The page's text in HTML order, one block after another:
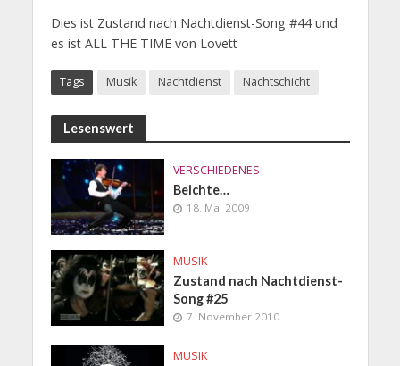
Dies ist Zustand nach Nachtdienst-Song #44 und
es ist ALL THE TIME von Lovett
Tags Musik Nachtdienst Nachtschicht
Lesenswert
VERSCHIEDENES
Beichte…
18. Mai 2009
MUSIK
Zustand nach Nachtdienst-
Song #25
7. November 2010
MUSIK